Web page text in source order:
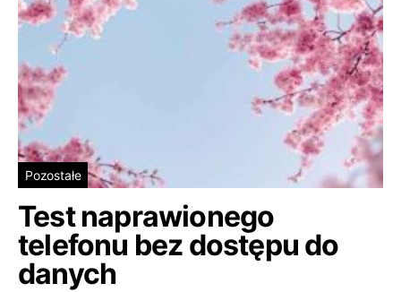
Pozostałe
Test naprawionego
telefonu bez dostępu do
danych